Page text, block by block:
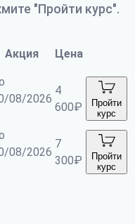
"Пройти курс".
Акция Цена
08/2026
4
600₽
Пройти
курс
08/2026
7
300₽
Пройти
курс